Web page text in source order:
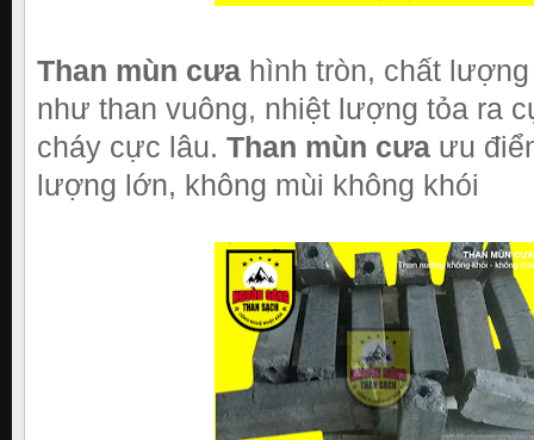
Than mùn cưa hình tròn, chất
như than vuông, nhiệt lượng tỏa ra
cháy cực lâu. Than mùn cưa ưu
lượng lớn, không mùi không khói